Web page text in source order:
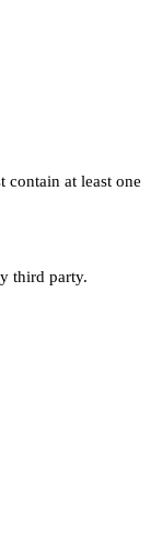
contain at least one
third party.